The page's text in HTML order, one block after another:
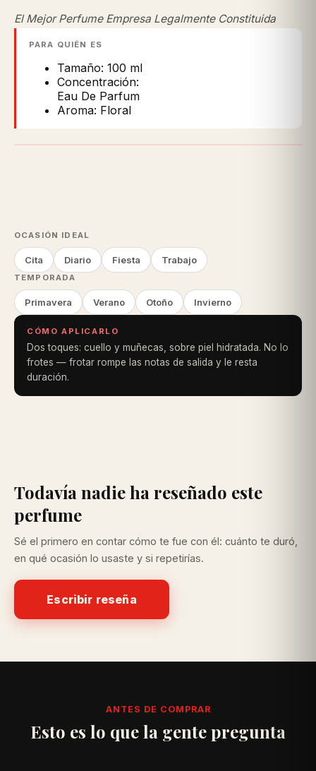
El Mejor Perfume Empresa Legalmente Constituida
PARA QUIÉN ES
Tamaño: 100 ml
Concentración:
Eau De Parfum
Aroma: Floral
OCASIÓN IDEAL
Cita Diario Fiesta Trabajo
TEMPORADA
Primavera Verano Otoño Invierno
CÓMO APLICARLO
Dos toques: cuello y muñecas, sobre piel hidratada. No lo
frotes — frotar rompe las notas de salida y le resta
duración.
Todavía nadie ha reseñado este
perfume
Sé el primero en contar cómo te fue con él: cuánto te duró,
en qué ocasión lo usaste y si repetirías.
Escribir reseña
ANTES DE COMPRAR
Esto es lo que la gente pregunta